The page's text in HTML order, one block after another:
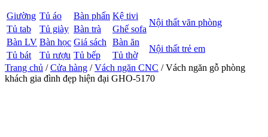
Giường Tủ áo Bàn phấn Kệ tivi
Nội thất văn phòng
Tủ tab Tủ giày Bàn trà
Ghế sofa
Bàn LV Bàn học Giá sách Bàn ăn
Nội thất trẻ em
Tủ bát Tủ rượu Tủ bếp
Tủ thờ
Trang chủ /Cửa hàng /Vách ngăn CNC / Vách ngăn gỗ phòng
khách gia đình đẹp hiện đại GHO-5170